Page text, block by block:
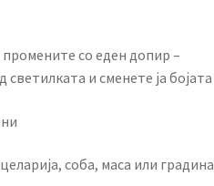
со еден допир –
и сменете ја бојата
соба, маса или градина